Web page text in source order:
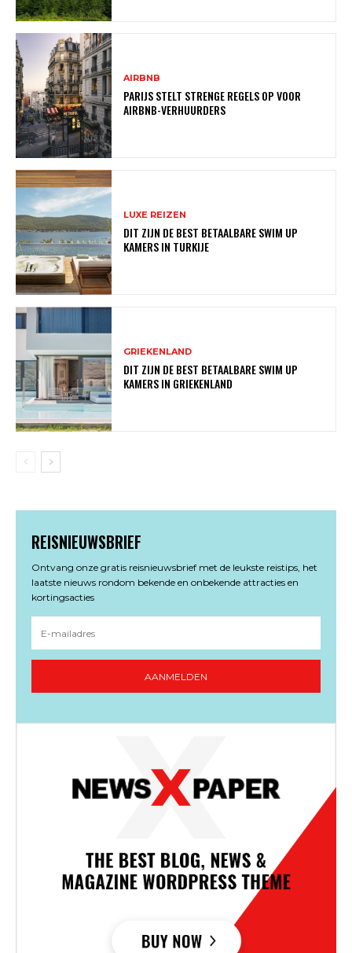
AIRBNB
PARIJS STELT STRENGE REGELS OP VOOR
AIRBNB-VERHUURDERS
LUXE REIZEN
DIT ZIJN DE BEST BETAALBARE SWIM UP
KAMERS IN TURKIJE
GRIEKENLAND
DIT ZIJN DE BEST BETAALBARE SWIM UP
KAMERS IN GRIEKENLAND
REISNIEUWSBRIEF
Ontvang onze gratis reisnieuwsbrief met de leukste reistips, het
laatste nieuws rondom bekende en onbekende attracties en
kortingsacties
AANMELDEN